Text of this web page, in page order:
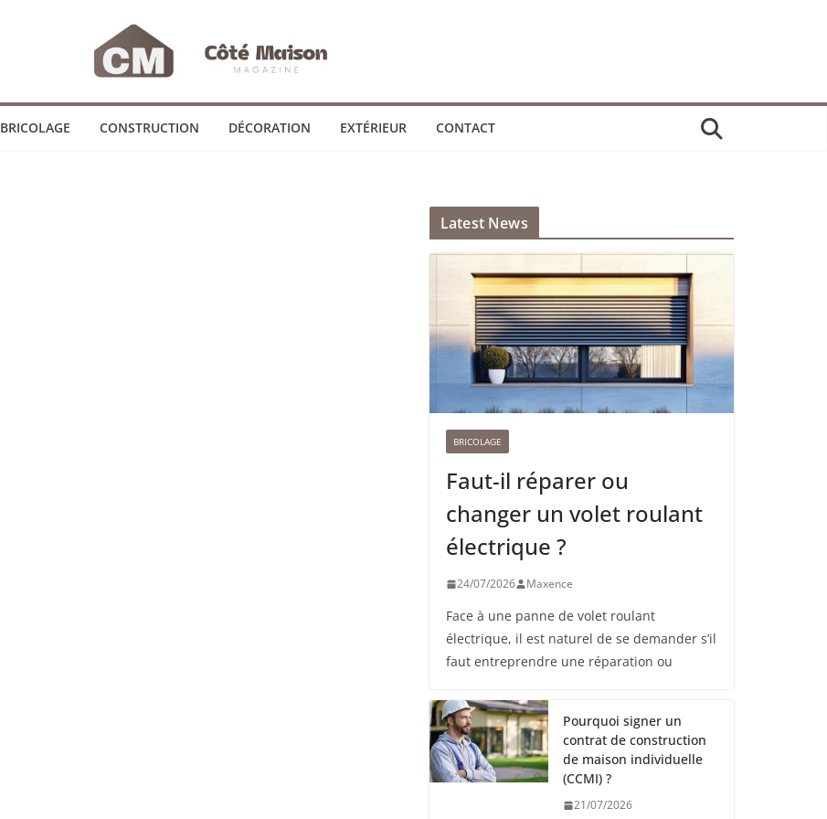
BRICOLAGE CONSTRUCTION DÉCORATION EXTÉRIEUR CONTACT
Latest News
BRICOLAGE
Faut-il réparer ou
changer un volet roulant
électrique ?
24/07/2026 Maxence
Face à une panne de volet roulant
électrique, il est naturel de se demander s’il
faut entreprendre une réparation ou
Pourquoi signer un
contrat de construction
de maison individuelle
(CCMI) ?
21/07/2026